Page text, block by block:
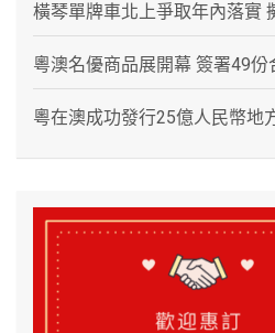
橫琴單牌車北上爭取年內落實
粵澳名優商品展開幕 簽署49份
粵在澳成功發行25億人民幣地